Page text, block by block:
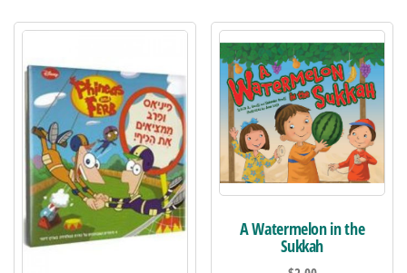
A Watermelon in the
Sukkah